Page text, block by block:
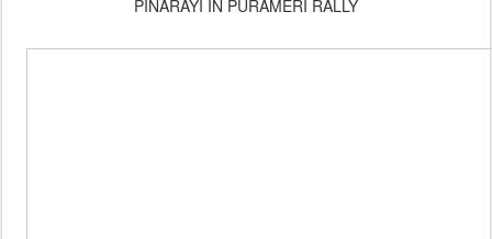
PINARAYI IN PURAMERI RALLY